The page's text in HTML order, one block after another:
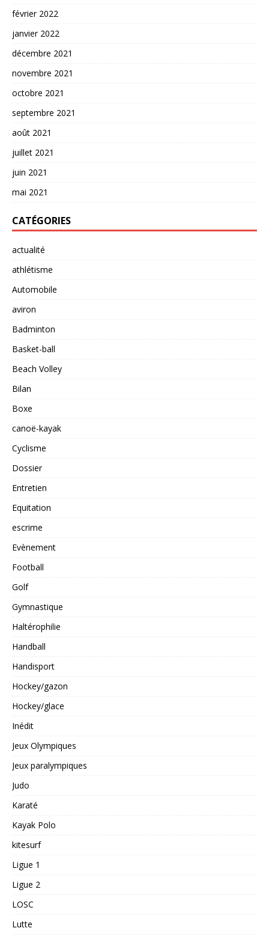
février 2022
janvier 2022
décembre 2021
novembre 2021
octobre 2021
septembre 2021
août 2021
juillet 2021
juin 2021
mai 2021
CATÉGORIES
actualité
athlétisme
Automobile
aviron
Badminton
Basket-ball
Beach Volley
Bilan
Boxe
canoë-kayak
Cyclisme
Dossier
Entretien
Equitation
escrime
Evènement
Football
Golf
Gymnastique
Haltérophilie
Handball
Handisport
Hockey/gazon
Hockey/glace
Inédit
Jeux Olympiques
Jeux paralympiques
Judo
Karaté
Kayak Polo
kitesurf
Ligue 1
Ligue 2
LOSC
Lutte